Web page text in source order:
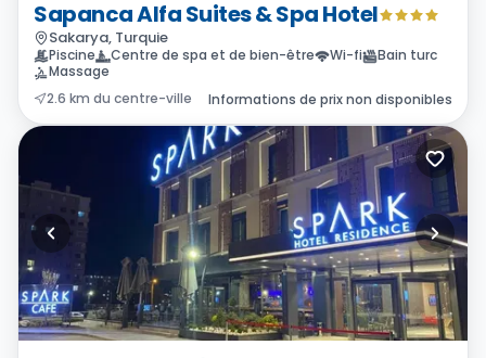
Sapanca Alfa Suites & Spa Hotel
Sakarya, Turquie
Piscine Centre de spa et de bien-être Wi-fi
Bain turc
Massage
2.6 km du centre-ville
Informations de prix non disponibles